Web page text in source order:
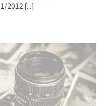
2012 [...]